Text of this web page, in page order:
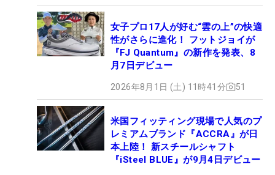
女子プロ17人が好む“雲の上”の快適
性がさらに進化！ フットジョイが
『FJ Quantum』の新作を発表、8
月7日デビュー
2026年8月1日 (土) 11時41分 51
米国フィッティング現場で人気のプ
レミアムブランド『ACCRA』が日
本上陸！ 新スチールシャフト
『iSteel BLUE』が9月4日デビュー